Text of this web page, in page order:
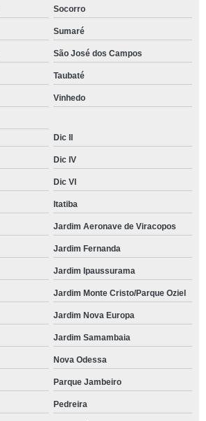
Socorro
Sumaré
São José dos Campos
Taubaté
Vinhedo
Dic II
Dic IV
Dic VI
Itatiba
Jardim Aeronave de Viracopos
Jardim Fernanda
Jardim Ipaussurama
Jardim Monte Cristo/Parque Oziel
Jardim Nova Europa
Jardim Samambaia
Nova Odessa
Parque Jambeiro
Pedreira